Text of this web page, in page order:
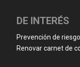
DE INTERÉS
Prevención de
Renovar carnet de